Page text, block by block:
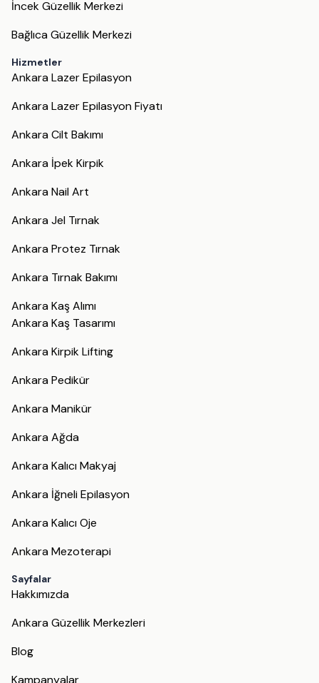
İncek Güzellik Merkezi
Bağlıca Güzellik Merkezi
Hizmetler
Ankara Lazer Epilasyon
Ankara Lazer Epilasyon Fiyatı
Ankara Cilt Bakımı
Ankara İpek Kirpik
Ankara Nail Art
Ankara Jel Tırnak
Ankara Protez Tırnak
Ankara Tırnak Bakımı
Ankara Kaş Alımı
Ankara Kaş Tasarımı
Ankara Kirpik Lifting
Ankara Pedikür
Ankara Manikür
Ankara Ağda
Ankara Kalıcı Makyaj
Ankara İğneli Epilasyon
Ankara Kalıcı Oje
Ankara Mezoterapi
Sayfalar
Hakkımızda
Ankara Güzellik Merkezleri
Blog
Kampanyalar